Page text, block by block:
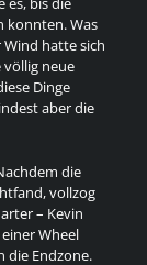
konnten. Was
Wind hatte sich
neue
Dinge
aber die
die
vollzog
– Kevin
Wheel
die Endzone.